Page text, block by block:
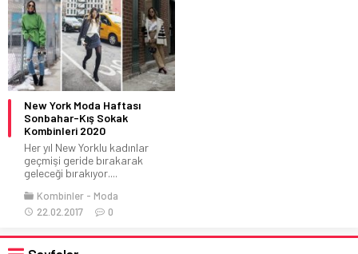
New York Moda Haftası
Sonbahar-Kış Sokak
Kombinleri 2020
Her yıl New Yorklu kadınlar
geçmişi geride bırakarak
geleceği bırakıyor....
Kombinler
Moda
22.02.2017
0